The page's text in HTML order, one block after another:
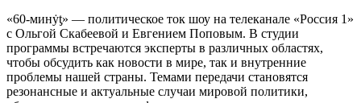
«60-минẏƫ» — политическое ток шоу на телеканале «Россия 1»
с Ольгой Скабеевой и Евгением Поповым. В студии
программы встречаются эксперты в различных областях,
чтобы обсудить как новости в мире, так и внутренние
проблемы нашей страны. Темами передачи становятся
резонансные и актуальные случаи мировой политики,